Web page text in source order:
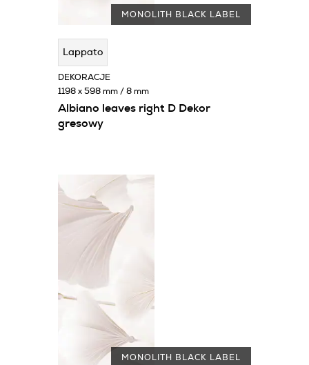
MONOLITH BLACK LABEL
Lappato
Albiano leaves right D Dekor
gresowy
DEKORACJE
1198 x 598 mm / 8 mm
MONOLITH BLACK LABEL